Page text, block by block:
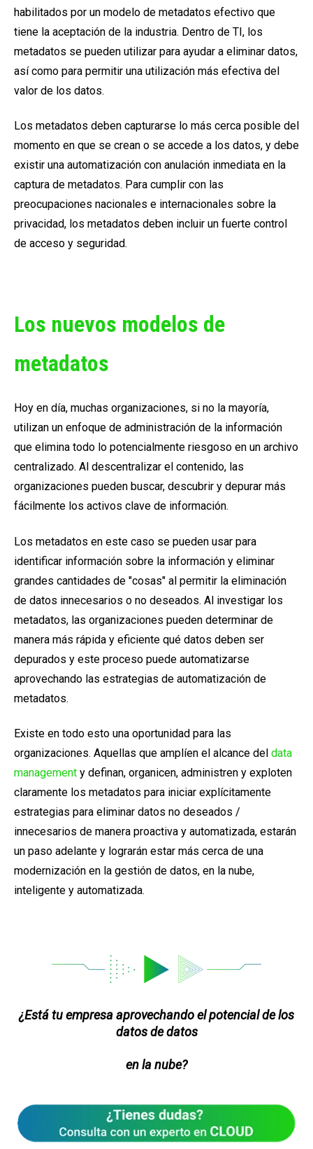
habilitados por un modelo de metadatos efectivo que
tiene la aceptación de la industria. Dentro de TI, los
metadatos se pueden utilizar para ayudar a eliminar datos,
así como para permitir una utilización más efectiva del
valor de los datos.
Los metadatos deben capturarse lo más cerca posible del
momento en que se crean o se accede a los datos, y debe
existir una automatización con anulación inmediata en la
captura de metadatos. Para cumplir con las
preocupaciones nacionales e internacionales sobre la
privacidad, los metadatos deben incluir un fuerte control
de acceso y seguridad.
Los nuevos modelos de
metadatos
Hoy en día, muchas organizaciones, si no la mayoría,
utilizan un enfoque de administración de la información
que elimina todo lo potencialmente riesgoso en un archivo
centralizado. Al descentralizar el contenido, las
organizaciones pueden buscar, descubrir y depurar más
fácilmente los activos clave de información.
Los metadatos en este caso se pueden usar para
identificar información sobre la información y eliminar
grandes cantidades de "cosas" al permitir la eliminación
de datos innecesarios o no deseados. Al investigar los
metadatos, las organizaciones pueden determinar de
manera más rápida y eficiente qué datos deben ser
depurados y este proceso puede automatizarse
aprovechando las estrategias de automatización de
metadatos.
Existe en todo esto una oportunidad para las
organizaciones. Aquellas que amplíen el alcance del data
management y definan, organicen, administren y exploten
claramente los metadatos para iniciar explícitamente
estrategias para eliminar datos no deseados /
innecesarios de manera proactiva y automatizada, estarán
un paso adelante y lograrán estar más cerca de una
modernización en la gestión de datos, en la nube,
inteligente y automatizada.
¿Está tu empresa aprovechando el potencialde los
datos de datos
en la nube?